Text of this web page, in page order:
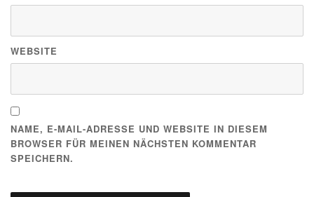
WEBSITE
NAME, E-MAIL-ADRESSE UND WEBSITE IN DIESEM
BROWSER FÜR MEINEN NÄCHSTEN KOMMENTAR
SPEICHERN.